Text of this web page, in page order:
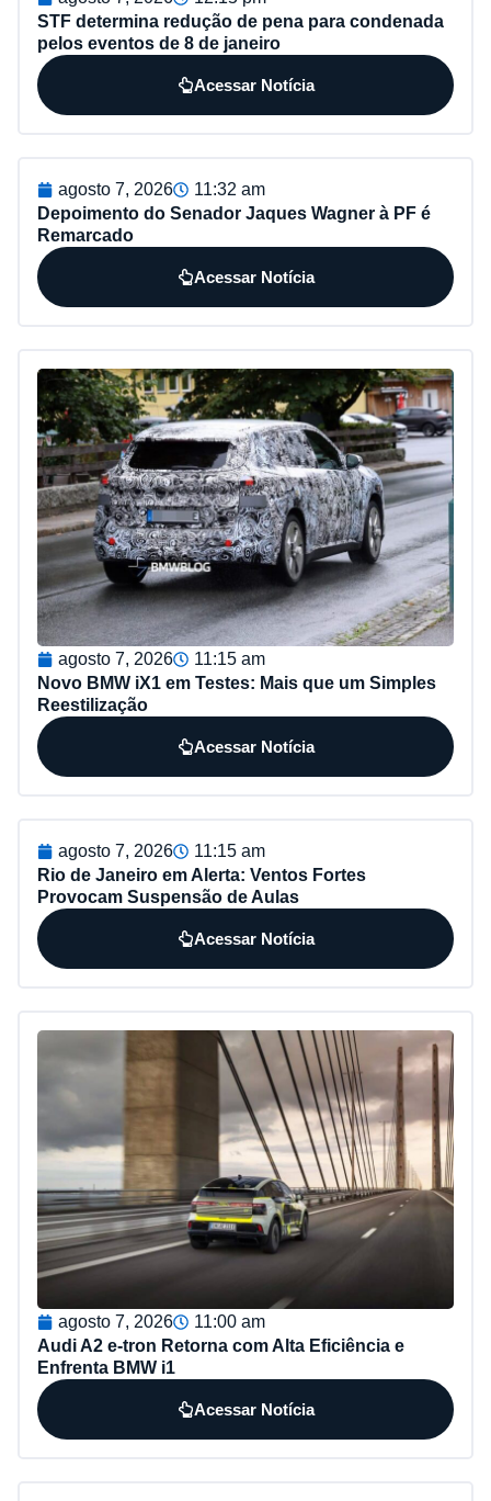
STF determina redução de pena para condenada
pelos eventos de 8 de janeiro
Acessar Notícia
agosto 7, 2026
11:32 am
Depoimento do Senador Jaques Wagner à PF é
Remarcado
Acessar Notícia
agosto 7, 2026
11:15 am
Novo BMW iX1 em Testes: Mais que um Simples
Reestilização
Acessar Notícia
agosto 7, 2026
11:15 am
Rio de Janeiro em Alerta: Ventos Fortes
Provocam Suspensão de Aulas
Acessar Notícia
agosto 7, 2026
11:00 am
Audi A2 e-tron Retorna com Alta Eficiência e
Enfrenta BMW i1
Acessar Notícia